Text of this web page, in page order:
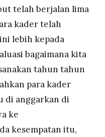
telah berjalan lima
kader telah
lebih kepada
bagaimana kita
tahun tahun
para kader
di anggarkan di
ke
kesempatan itu,